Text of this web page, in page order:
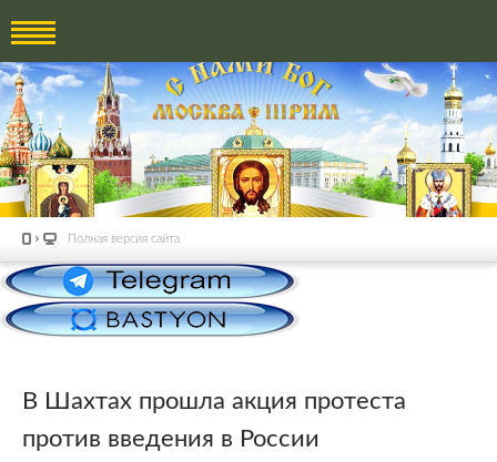
Полная версия сайта
В Шахтах прошла акция протеста
против введения в России